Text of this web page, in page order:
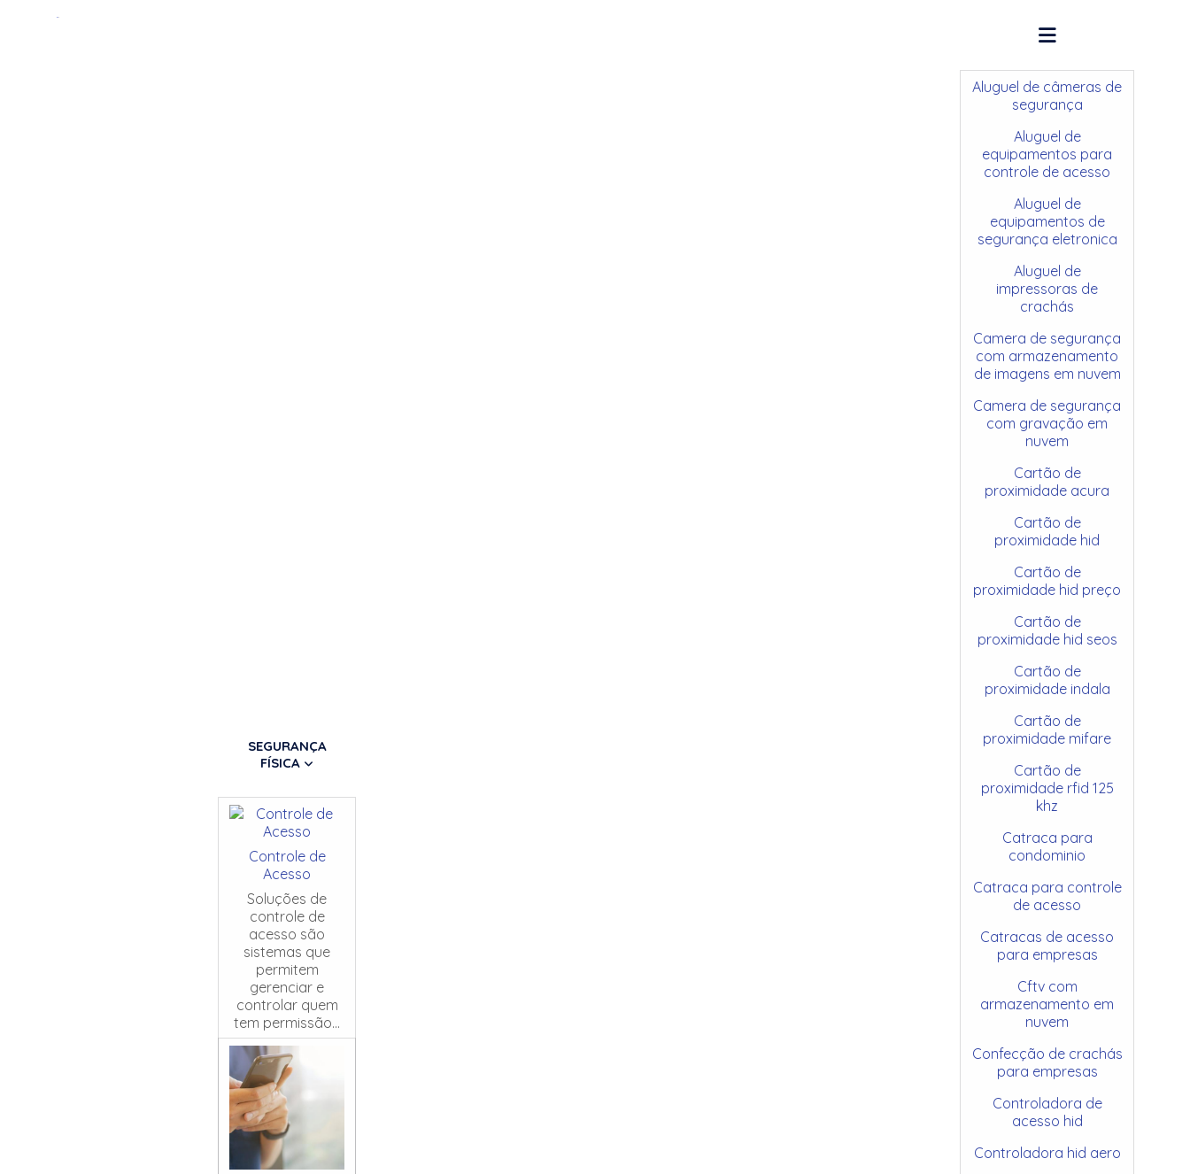
SEGURANÇA
FÍSICA
Controle de
Acesso
Soluções de
controle de
acesso são
sistemas que
permitem
gerenciar e
controlar quem
tem permissão...
Aluguel de câmeras de
segurança
Aluguel de
equipamentos para
controle de acesso
Aluguel de
equipamentos de
segurança eletronica
Aluguel de
impressoras de
crachás
Camera de segurança
com armazenamento
de imagens em nuvem
Camera de segurança
com gravação em
nuvem
Cartão de
proximidade acura
Cartão de
proximidade hid
Cartão de
proximidade hid preço
Cartão de
proximidade hid seos
Cartão de
proximidade indala
Cartão de
proximidade mifare
Cartão de
proximidade rfid 125
khz
Catraca para
condominio
Catraca para controle
de acesso
Catracas de acesso
para empresas
Cftv com
armazenamento em
nuvem
Confecção de crachás
para empresas
Controladora de
acesso hid
Controladora hid aero